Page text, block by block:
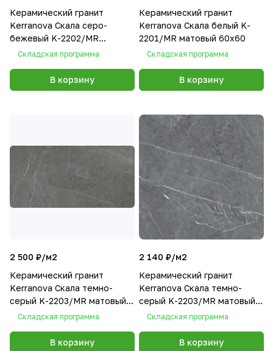
Керамический гранит
Kerranova Скала серо-
бежевый K-2202/MR
матовый 60х120
Складская программа
В корзину
Керамический гранит
Kerranova Скала белый K-
2201/MR матовый 60х60
Складская программа
В корзину
2 500 ₽/м2
Керамический гранит
Kerranova Скала темно-
серый K-2203/MR матовый
60х120
Складская программа
В корзину
2 140 ₽/м2
Керамический гранит
Kerranova Скала темно-
серый K-2203/MR матовый
60х60
Складская программа
В корзину